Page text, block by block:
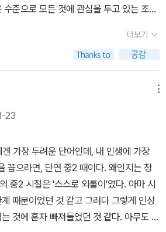
는 저돌적인 모습을 보인다. 결국 어머니
생일 축하 편지와 선물을 보내 관계의 끈을
옥을 떨치고 빛나는 세상 속으로 한 발짝
》
의 울타리를 만들어 외톨이로 지내던 조
고 상처를 치유하면서 저마다의 울타리를
발을 내딛는 과정을 그려 내고 있다. ‘외톨
다란 줄기가 작품 전반에 깔려 있기는 하지
소년 소녀가 주인공인 만큼 조냐와 쥐죽
쓸함과 발랄함을 동시에 선사하며 공감의
쏠하게 만든다. 그래서 이 작품을 다 읽고
는 정말로 외계에서 왔을지도 몰라.” 하
웃게 될지도 모른다.
준으로 모든 것에 관심을 두고 있는 조냐
광이 취급을 받았고 외톨이가 되었지요.
령해 버린 지금 오늘이 방학하는 날이라는
냐에게는 골칫거리일 뿐이랍니다. 방학 때
않는데다 질문을 해결해 줄 수 있는 전문
니까요. 대신 조냐는 사람이 가장 많은 야
찰하면서 보내려고 합니다.그렇게 야외수
, 사람을 관찰하던 조냐는 수영장 가장자리
은 자작나무처럼 키가 크고 비쩍 마른 데
이를 보게 됩니다. 그 남자아이는 물가를
사향쥐 때문에 놀라 물에 빠져 허우적거
요. 그의 이름은 '쥐죽'으로 이후 그들은 사
수영을 하는 대신 낱말 게임을 하며 지냅
더보기
23
가장 두려운 단어인데, 내 인생에 가장
꼽으라면, 단연 중2 때이다. 왜인지는 정
중2 시절은 '스스로 외톨이'였다. 아마 시
때문이었던 것 같고 그러다 그렇게 인상
것에 혼자 빠져들었던 것 같다. 아무도 곁